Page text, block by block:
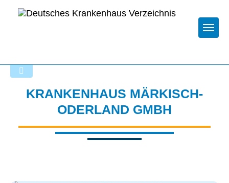
KRANKENHAUS MÄRKISCH-
ODERLAND GMBH